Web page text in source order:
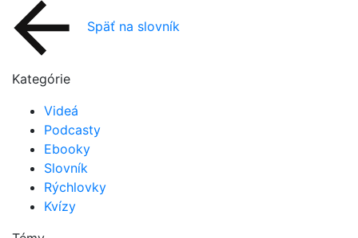
Späť na slovník
Kategórie
Videá
Podcasty
Ebooky
Slovník
Rýchlovky
Kvízy